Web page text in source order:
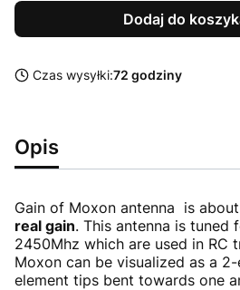
Dodaj do
Czas wysyłki:72 godziny
Opis
Gain of Moxon antenna is
real gain. This antenna is
2450Mhz which are used in RC
Moxon can be visualized as a
element tips bent towards one